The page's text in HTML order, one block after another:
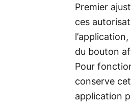
Premier
ces
du bouton
Pour
conserve
application